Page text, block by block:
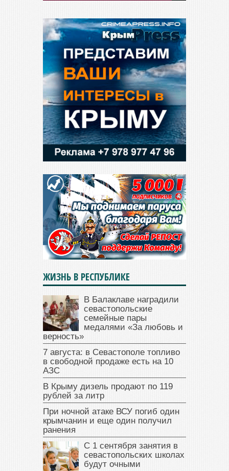
ЖИЗНЬ В РЕСПУБЛИКЕ
В Балаклаве наградили
севастопольские
семейные пары
медалями «За любовь и
верность»
7 августа: в Севастополе топливо
в свободной продаже есть на 10
АЗС
В Крыму дизель продают по 119
рублей за литр
При ночной атаке ВСУ погиб один
крымчанин и еще один получил
ранения
С 1 сентября занятия в
севастопольских школах
будут очными